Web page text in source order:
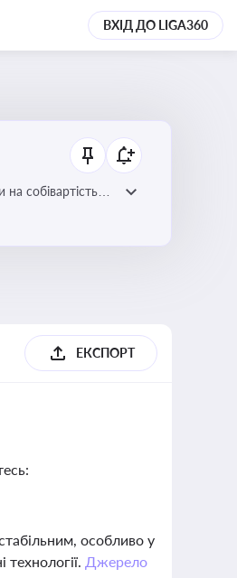
ВХІД ДО LIGA360
собівартість
ЕКСПОРТ
особливо у
технології. Джерело